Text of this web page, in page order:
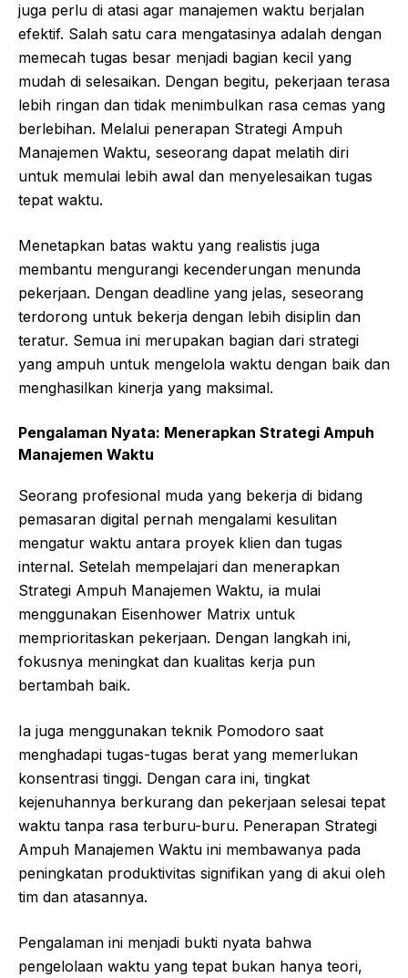
juga perlu di atasi agar manajemen waktu berjalan
efektif. Salah satu cara mengatasinya adalah dengan
memecah tugas besar menjadi bagian kecil yang
mudah di selesaikan. Dengan begitu, pekerjaan terasa
lebih ringan dan tidak menimbulkan rasa cemas yang
berlebihan. Melalui penerapan Strategi Ampuh
Manajemen Waktu, seseorang dapat melatih diri
untuk memulai lebih awal dan menyelesaikan tugas
tepat waktu.
Menetapkan batas waktu yang realistis juga
membantu mengurangi kecenderungan menunda
pekerjaan. Dengan deadline yang jelas, seseorang
terdorong untuk bekerja dengan lebih disiplin dan
teratur. Semua ini merupakan bagian dari strategi
yang ampuh untuk mengelola waktu dengan baik dan
menghasilkan kinerja yang maksimal.
Pengalaman Nyata: Menerapkan Strategi Ampuh
Manajemen Waktu
Seorang profesional muda yang bekerja di bidang
pemasaran digital pernah mengalami kesulitan
mengatur waktu antara proyek klien dan tugas
internal. Setelah mempelajari dan menerapkan
Strategi Ampuh Manajemen Waktu, ia mulai
menggunakan Eisenhower Matrix untuk
memprioritaskan pekerjaan. Dengan langkah ini,
fokusnya meningkat dan kualitas kerja pun
bertambah baik.
Ia juga menggunakan teknik Pomodoro saat
menghadapi tugas-tugas berat yang memerlukan
konsentrasi tinggi. Dengan cara ini, tingkat
kejenuhannya berkurang dan pekerjaan selesai tepat
waktu tanpa rasa terburu-buru. Penerapan Strategi
Ampuh Manajemen Waktu ini membawanya pada
peningkatan produktivitas signifikan yang di akui oleh
tim dan atasannya.
Pengalaman ini menjadi bukti nyata bahwa
pengelolaan waktu yang tepat bukan hanya teori,